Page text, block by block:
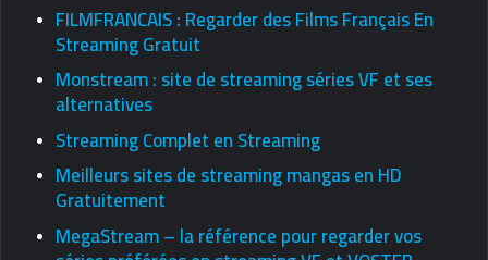
FILMFRANCAIS : Regarder des Films Français En
Streaming Gratuit
Monstream : site de streaming séries VF et ses
alternatives
Streaming Complet en Streaming
Meilleurs sites de streaming mangas en HD
Gratuitement
MegaStream – la référence pour regarder vos